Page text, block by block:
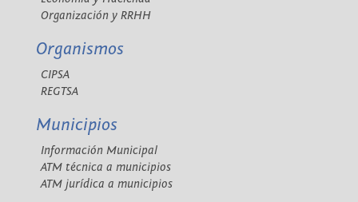
Organización y RRHH
Organismos
CIPSA
REGTSA
Municipios
Información Municipal
ATM técnica a municipios
ATM jurídica a municipios